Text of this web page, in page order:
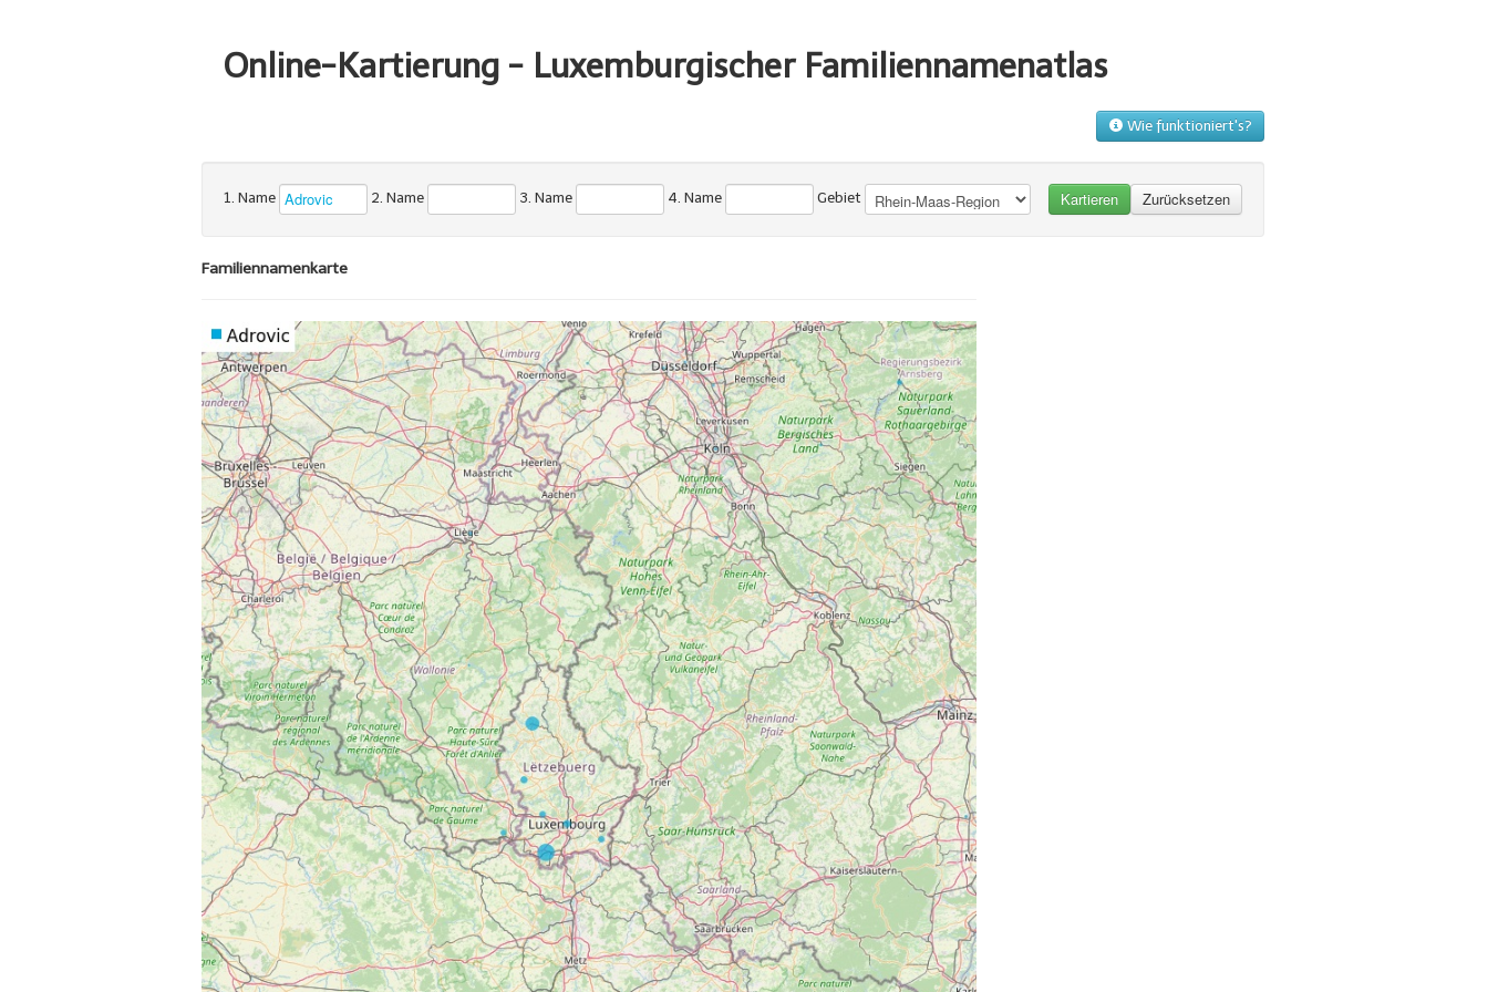
Online-Kartierung - Luxemburgischer Familiennamenatlas
Wie funktioniert's?
1. Name 2. Name 3. Name 4. Name Gebiet
Familiennamenkarte